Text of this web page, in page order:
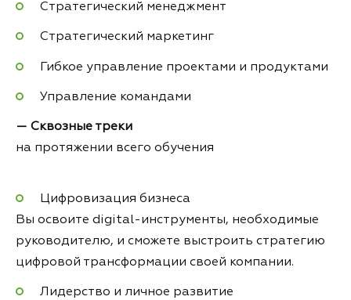
Стратегический менеджмент
Стратегический маркетинг
Гибкое управление проектами и продуктами
Управление командами
— Сквозные треки
на протяжении всего обучения
Цифровизация бизнеса
Вы освоите digital-инструменты, необходимые
руководителю, и сможете выстроить стратегию
цифровой трансформации своей компании.
Лидерство и личное развитие